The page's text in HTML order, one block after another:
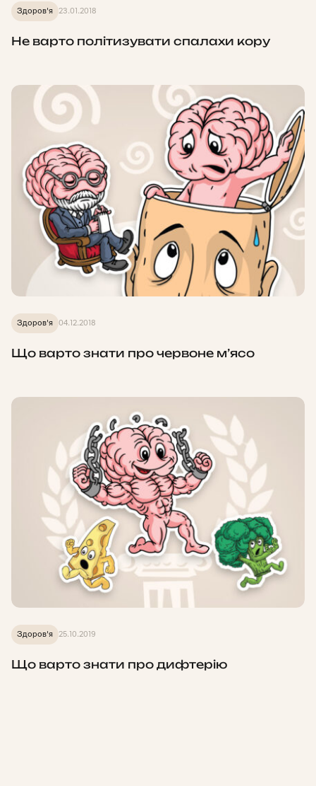
Здоров'я 23.01.2018
Не варто політизувати спалахи кору
Здоров'я 04.12.2018
Що варто знати про червоне м’ясо
Здоров'я 25.10.2019
Що варто знати про дифтерію